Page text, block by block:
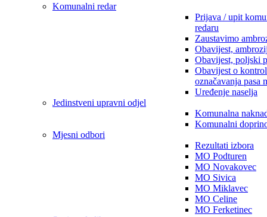
Komunalni redar
Prijava / upit
redaru
Zaustavimo
Obavijest,
Obavijest, poljski
Obavijest o
označavanja pasa
Uređenje naselja
Jedinstveni upravni odjel
Komunalna
Komunalni
Mjesni odbori
Rezultati izbora
MO Podturen
MO Novakovec
MO Sivica
MO Miklavec
MO Celine
MO Ferketinec